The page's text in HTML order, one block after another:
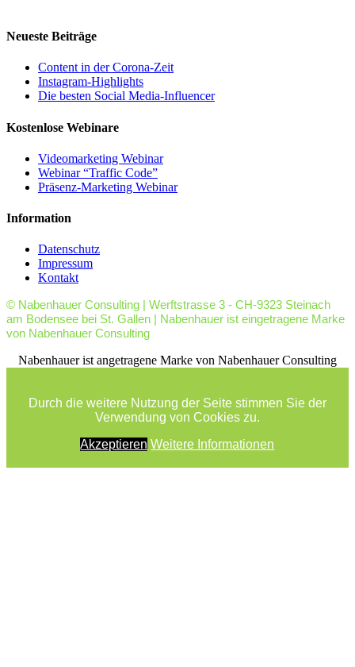
Neueste Beiträge
Content in der Corona-Zeit
Instagram-Highlights
Die besten Social Media-Influencer
Kostenlose Webinare
Videomarketing Webinar
Webinar “Traffic Code”
Präsenz-Marketing Webinar
Information
Datenschutz
Impressum
Kontakt
© Nabenhauer Consulting | Werftstrasse 3 - CH-9323 Steinach
am Bodensee bei St. Gallen | Nabenhauer ist eingetragene Marke
von Nabenhauer Consulting
facebook
youtube
rssNabenhauer ist angetragene Marke von Nabenhauer Consulting
Durch die weitere Nutzung der Seite stimmen Sie der
Verwendung von Cookies zu.
Akzeptieren Weitere Informationen